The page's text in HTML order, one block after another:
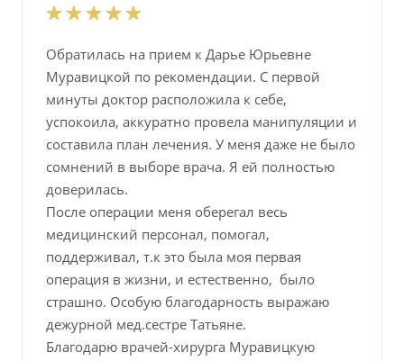
Обратилась на прием к Дарье Юрьевне
Муравицкой по рекомендации. С первой
минуты доктор расположила к себе,
успокоила, аккуратно провела манипуляции и
составила план лечения. У меня даже не было
сомнений в выборе врача. Я ей полностью
доверилась.
После операции меня оберегал весь
медицинский персонал, помогал,
поддерживал, т.к это была моя первая
операция в жизни, и естественно, было
страшно. Особую благодарность выражаю
дежурной мед.сестре Татьяне.
Благодарю врачей-хирурга Муравицкую